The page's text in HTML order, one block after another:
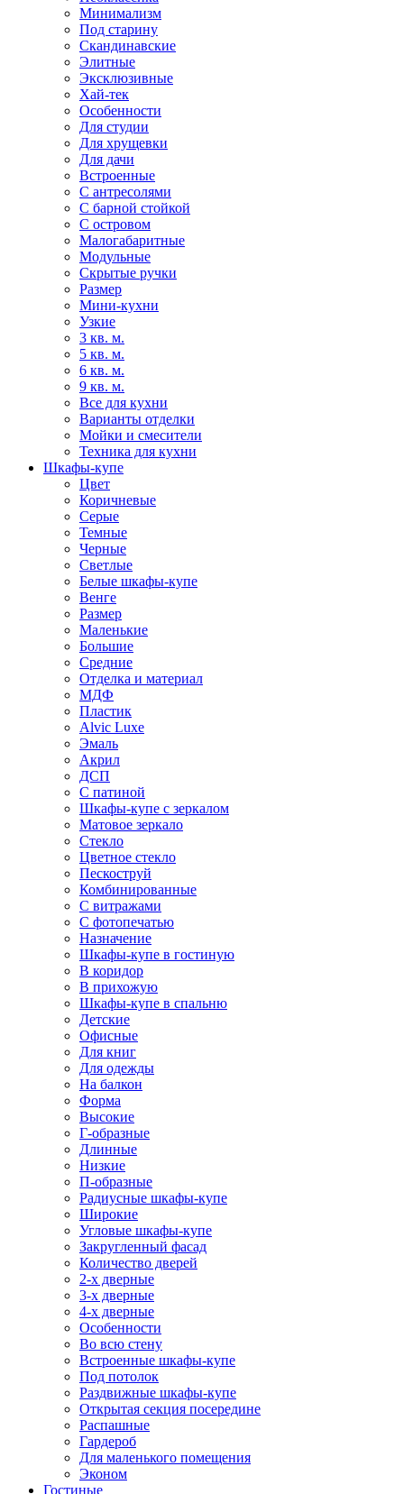
Минимализм
Под старину
Скандинавские
Элитные
Эксклюзивные
Хай-тек
Особенности
Для студии
Для хрущевки
Для дачи
Встроенные
С антресолями
С барной стойкой
С островом
Малогабаритные
Модульные
Скрытые ручки
Размер
Мини-кухни
Узкие
3 кв. м.
5 кв. м.
6 кв. м.
9 кв. м.
Все для кухни
Варианты отделки
Мойки и смесители
Техника для кухни
Шкафы-купе
Цвет
Коричневые
Серые
Темные
Черные
Светлые
Белые шкафы-купе
Венге
Размер
Маленькие
Большие
Средние
Отделка и материал
МДФ
Пластик
Alvic Luxe
Эмаль
Акрил
ДСП
С патиной
Шкафы-купе с зеркалом
Матовое зеркало
Стекло
Цветное стекло
Пескоструй
Комбинированные
С витражами
С фотопечатью
Назначение
Шкафы-купе в гостиную
В коридор
В прихожую
Шкафы-купе в спальню
Детские
Офисные
Для книг
Для одежды
На балкон
Форма
Высокие
Г-образные
Длинные
Низкие
П-образные
Радиусные шкафы-купе
Широкие
Угловые шкафы-купе
Закругленный фасад
Количество дверей
2-х дверные
3-х дверные
4-х дверные
Особенности
Во всю стену
Встроенные шкафы-купе
Под потолок
Раздвижные шкафы-купе
Открытая секция посередине
Распашные
Гардероб
Для маленького помещения
Эконом
Гостиные